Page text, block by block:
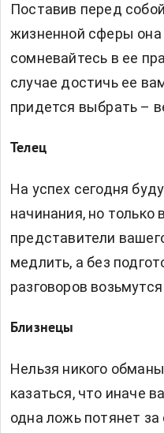
Поставив перед
жизненной сферы она
сомневайтесь в ее
случае достичь ее
придется выбрать –
Телец
На успех сегодня
начинания, но только
представители
медлить, а без
разговоров
Близнецы
Нельзя никого
казаться, что иначе
одна ложь потянет